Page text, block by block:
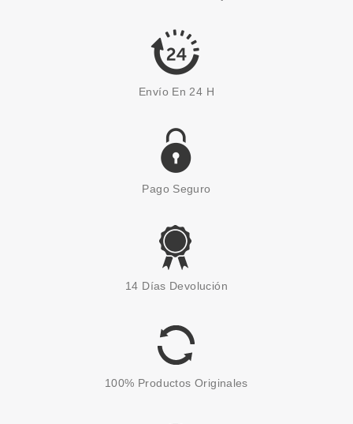
Envío En 24 H
Pago Seguro
14 Días Devolución
100% Productos Originales